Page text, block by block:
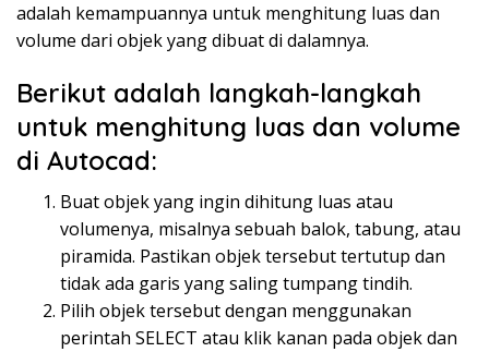
adalah kemampuannya untuk menghitung luas dan
volume dari objek yang dibuat di dalamnya.
Berikut adalah langkah-langkah
untuk menghitung luas dan volume
di Autocad:
Buat objek yang ingin dihitung luas atau
volumenya, misalnya sebuah balok, tabung, atau
piramida. Pastikan objek tersebut tertutup dan
tidak ada garis yang saling tumpang tindih.
Pilih objek tersebut dengan menggunakan
perintah SELECT atau klik kanan pada objek dan